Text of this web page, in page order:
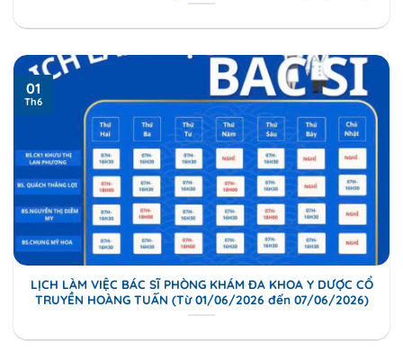
LỊCH LÀM VIỆC BÁC SĨ PHÒNG KHÁM ĐA KHOA Y DƯỢC CỔ
TRUYỀN HOÀNG TUẤN (Từ 01/06/2026 đến 07/06/2026)
01
Th6